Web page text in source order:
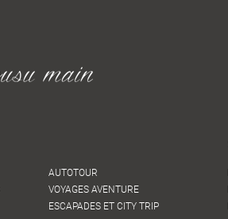
AUTOTOUR
VOYAGES AVENTURE
ESCAPADES ET CITY TRIP